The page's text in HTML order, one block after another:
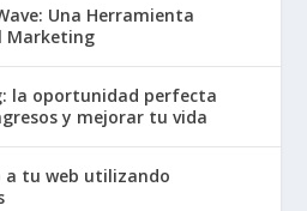
Una Herramienta
Marketing
la oportunidad perfecta
y mejorar tu vida
a tu web utilizando